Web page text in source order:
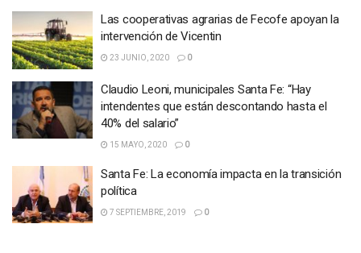
Las cooperativas agrarias de Fecofe apoyan la
intervención de Vicentin
23 JUNIO, 2020 0
Claudio Leoni, municipales Santa Fe: “Hay
intendentes que están descontando hasta el
40% del salario”
15 MAYO, 2020 0
Santa Fe: La economía impacta en la transición
política
7 SEPTIEMBRE, 2019 0